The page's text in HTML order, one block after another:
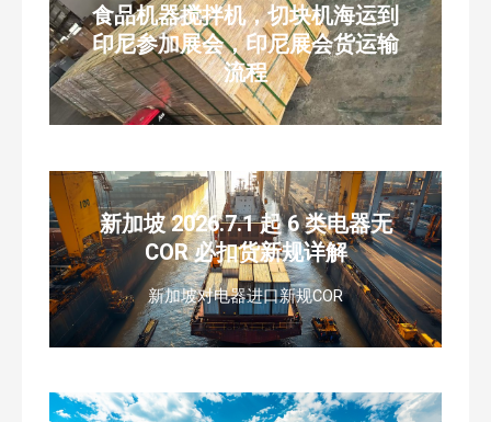
食品机器搅拌机，切块机海运到
印尼参加展会，印尼展会货运输
流程
新加坡 2026.7.1 起 6 类电器无
COR 必扣货新规详解
新加坡对电器进口新规COR